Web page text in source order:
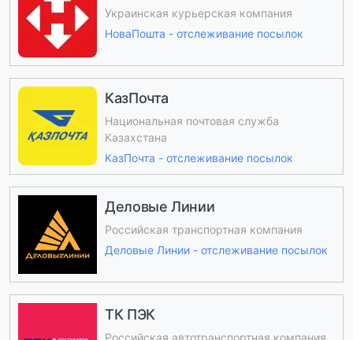
Украинская курьерская компания
НоваПошта - отслеживание посылок
КазПочта
Национальная почтовая служба
Казахстана
КазПочта - отслеживание посылок
Деловые Линии
Российская транспортная компания
Деловые Линии - отслеживание посылок
ТК ПЭК
Российская автотранспортная компания